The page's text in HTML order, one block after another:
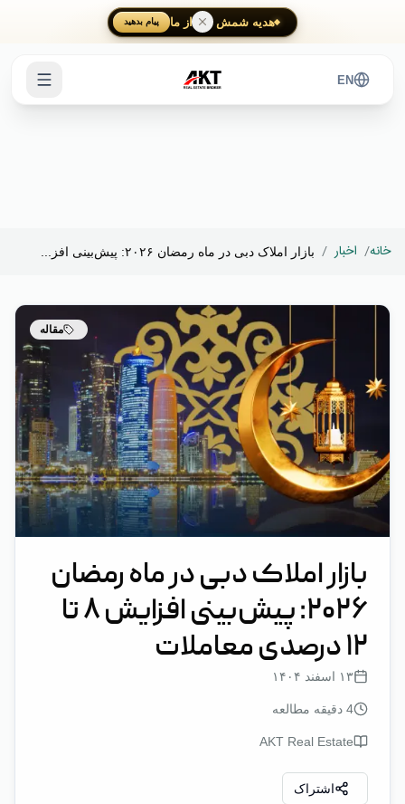
Skip to main contentهدیه شمش طلا از ما پیام بدهید
EN
خانه/ اخبار / بازار املاک دبی در ماه رمضان ۲۰۲۶: پیش‌بینی افز...
مقاله
بازار املاک دبی در ماه رمضان
۲۰۲۶: پیش‌بینی افزایش ۸ تا
۱۲ درصدی معاملات
۱۳ اسفند ۱۴۰۴
4 دقیقه مطالعه
AKT Real Estate
اشتراک